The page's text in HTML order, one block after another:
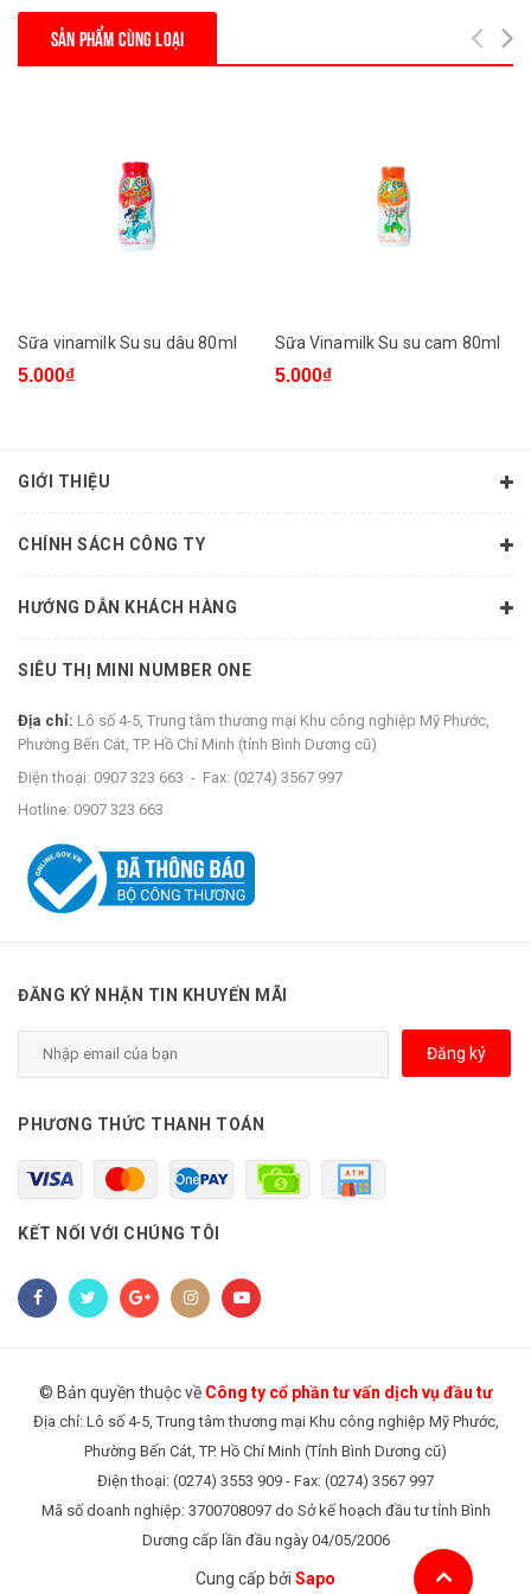
SẢN PHẨM CÙNG LOẠI
Sữa vinamilk Su su dâu 80ml
5.000₫
Sữa Vinamilk Su su cam 80ml
5.000₫
GIỚI THIỆU
CHÍNH SÁCH CÔNG TY
HƯỚNG DẪN KHÁCH HÀNG
SIÊU THỊ MINI NUMBER ONE
Địa chỉ: Lô số 4-5, Trung tâm thương mại Khu công nghiệp Mỹ Phước,
Phường Bến Cát, TP. Hồ Chí Minh (tỉnh Bình Dương cũ)
Điện thoại: 0907 323 663 - Fax: (0274) 3567 997
Hotline: 0907 323 663
ĐĂNG KÝ NHẬN TIN KHUYẾN MÃI
Đăng ký
PHƯƠNG THỨC THANH TOÁN
KẾT NỐI VỚI CHÚNG TÔI
© Bản quyền thuộc về Công ty cổ phần tư vấn dịch vụ đầu tư
Địa chỉ: Lô số 4-5, Trung tâm thương mại Khu công nghiệp Mỹ Phước,
Phường Bến Cát, TP. Hồ Chí Minh (Tỉnh Bình Dương cũ)
Điện thoại: (0274) 3553 909 - Fax: (0274) 3567 997
Mã số doanh nghiệp: 3700708097 do Sở kế hoạch đầu tư tỉnh Bình
Dương cấp lần đầu ngày 04/05/2006
Cung cấp bởi Sapo